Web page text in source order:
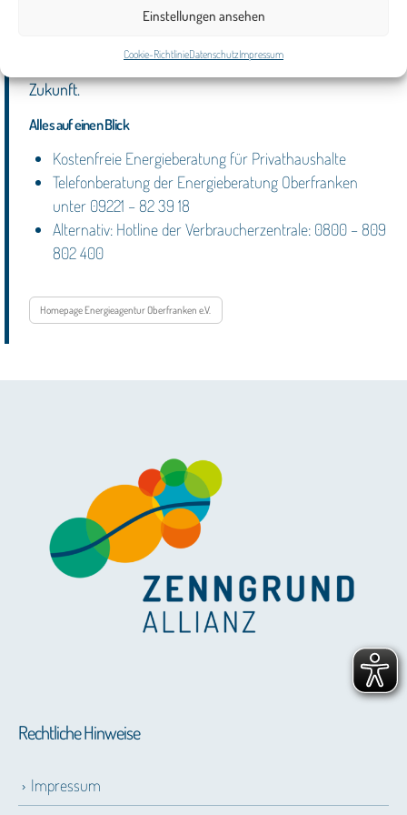
Einstellungen ansehen
Cookie-RichtlinieDatenschutzImpressum
Starten Sie mit den gebündelten Kräften der Zenngrund
Verbraucherzentrale Bayern in eine energieeffiziente
Zukunft.
Alles auf einen Blick
Kostenfreie Energieberatung für Privathaushalte
Telefonberatung der Energieberatung Oberfranken
unter 09221 – 82 39 18
Alternativ: Hotline der Verbraucherzentrale: 0800 – 809
802 400
Homepage Energieagentur Oberfranken e.V.
Rechtliche Hinweise
Impressum